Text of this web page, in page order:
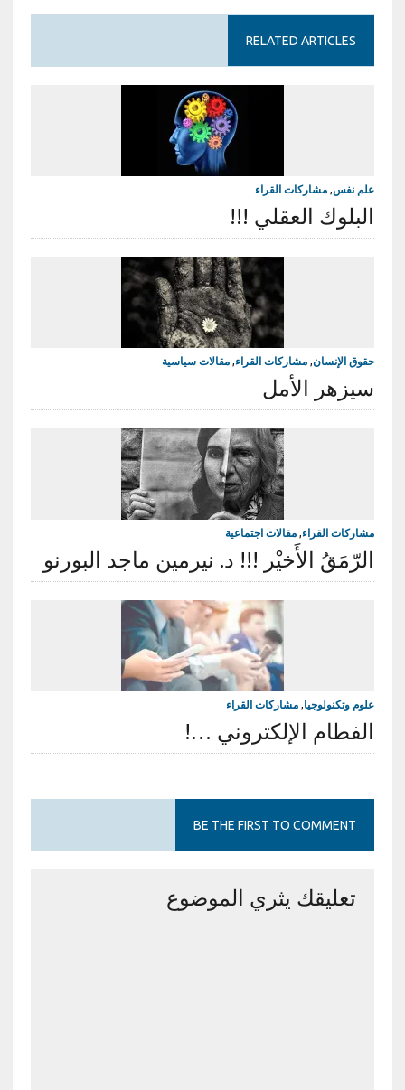
RELATED ARTICLES
علم نفس, مشاركات القراء
البلوك العقلي !!!
حقوق الإنسان, مشاركات القراء, مقالات سياسية
سيزهر الأمل
مشاركات القراء, مقالات اجتماعية
الرّمَقُ الأَخيْر !!! د. نيرمين ماجد البورنو
علوم وتكنولوجيا, مشاركات القراء
الفطام الإلكتروني …!
BE THE FIRST TO COMMENT
تعليقك يثري الموضوع